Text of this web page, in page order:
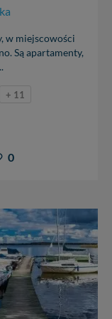
w miejscowości
Są apartamenty,
+ 11
0